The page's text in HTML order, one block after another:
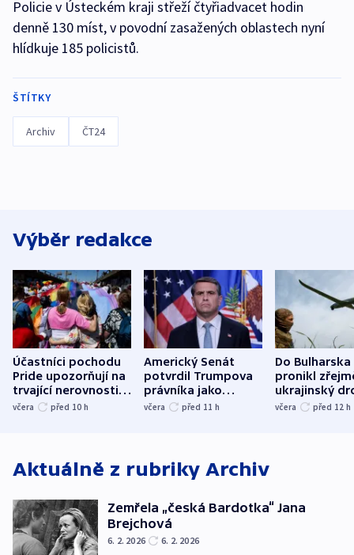
Policie v Ústeckém kraji střeží čtyřiadvacet hodin
denně 130 míst, v povodní zasažených oblastech nyní
hlídkuje 185 policistů.
ŠTÍTKY
Archiv ČT24
Výběr redakce
Účastníci pochodu
Pride upozorňují na
trvající nerovnosti i
společenskou
včera před 10 h
Americký Senát
potvrdil Trumpova
právníka jako
ministra
včera před 11 h
Do Bulharska
pronikl
ukrajinský
explodoval
včera před 12 h
Aktuálně z rubriky Archiv
Zemřela „česká Bardotka“ Jana
Brejchová
6. 2. 2026 6. 2. 2026